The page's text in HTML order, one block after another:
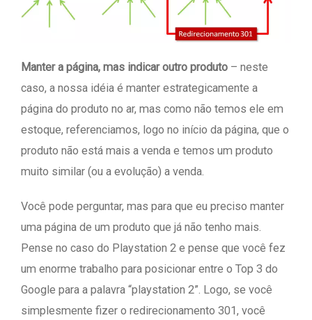
Manter a página, mas indicar outro produto – neste
caso, a nossa idéia é manter estrategicamente a
página do produto no ar, mas como não temos ele em
estoque, referenciamos, logo no início da página, que o
produto não está mais a venda e temos um produto
muito similar (ou a evolução) a venda.
Você pode perguntar, mas para que eu preciso manter
uma página de um produto que já não tenho mais.
Pense no caso do Playstation 2 e pense que você fez
um enorme trabalho para posicionar entre o Top 3 do
Google para a palavra “playstation 2”. Logo, se você
simplesmente fizer o redirecionamento 301, você